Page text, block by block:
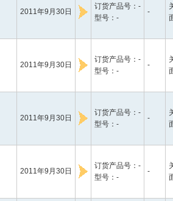
2011年9月30日
订货产品号：-
型号：-
-
2011年9月30日
订货产品号：-
型号：-
-
2011年9月30日
订货产品号：-
型号：-
-
2011年9月30日
订货产品号：-
型号：-
-